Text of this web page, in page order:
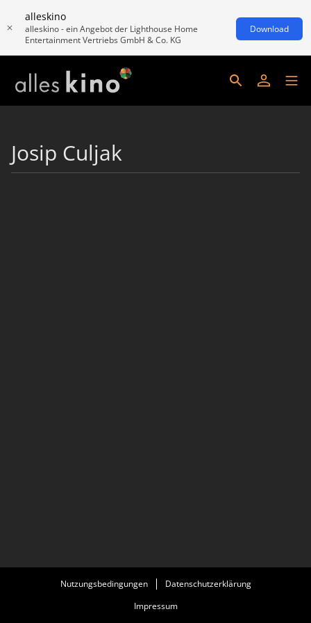
alleskino
alleskino - ein Angebot der Lighthouse Home
Entertainment Vertriebs GmbH & Co. KG
Download
Josip Culjak
Nutzungsbedingungen
Datenschutzerklärung
Impressum